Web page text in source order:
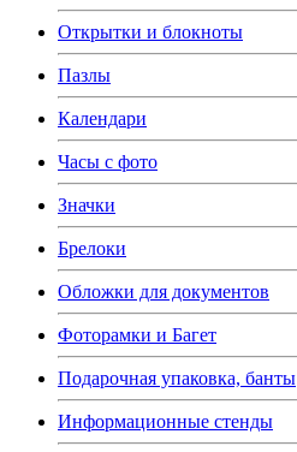
Открытки и блокноты
Пазлы
Календари
Часы с фото
Значки
Брелоки
Обложки для документов
Фоторамки и Багет
Подарочная упаковка, банты
Информационные стенды